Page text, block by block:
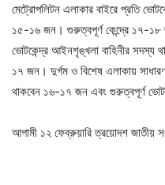
মেট্রোপলিটন এলাকার বাইরে প্রতি
১৫-১৬ জন। গুরুত্বপূর্ণ কেন্দ্রে ১৭-১৮
ভোটকেন্দ্র আইনশৃঙ্খলা বাহিনীর সদস্য
১৭ জন। দুর্গম ও বিশেষ এলাকায়
থাকবেন ১৬-১৭ জন এবং গুরুত্বপূর্ণ
আগামী ১২ ফেব্রুয়ারি ত্রয়োদশ জাতীয়